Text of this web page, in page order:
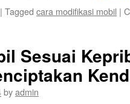
| Tagged cara modifikasi mobil |
Sesuai
byadmin